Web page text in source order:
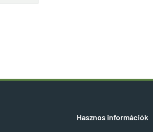
Hasznos információk